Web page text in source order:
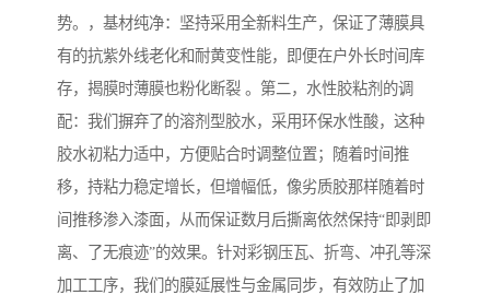
势。，基材纯净：坚持采用全新料生产，保证了薄膜具
有的抗紫外线老化和耐黄变性能，即便在户外长时间库
存，揭膜时薄膜也粉化断裂 。第二，水性胶粘剂的调
配：我们摒弃了的溶剂型胶水，采用环保水性酸，这种
胶水初粘力适中，方便贴合时调整位置；随着时间推
移，持粘力稳定增长，但增幅低，像劣质胶那样随着时
间推移渗入漆面，从而保证数月后撕离依然保持“即剥即
离、了无痕迹”的效果。针对彩钢压瓦、折弯、冲孔等深
加工工序，我们的膜延展性与金属同步，有效防止了加